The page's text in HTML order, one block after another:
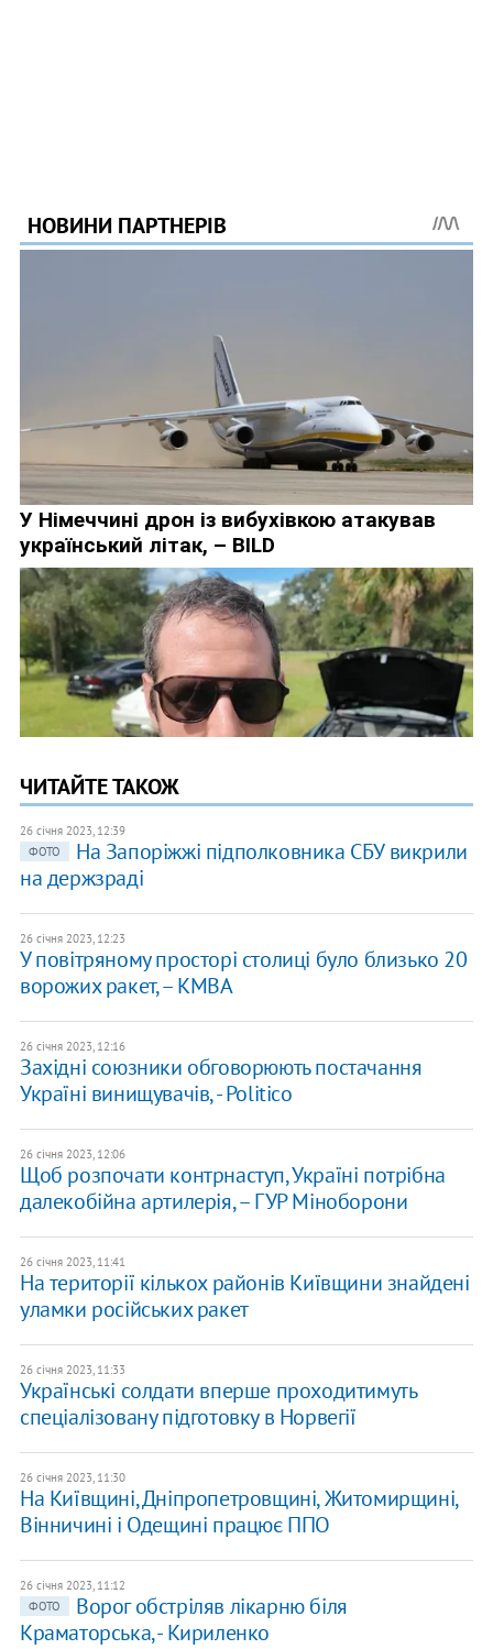
ЧИТАЙТЕ ТАКОЖ
26 січня 2023, 12:39
ФОТО
На Запоріжжі підполковника СБУ викрили
на держзраді
26 січня 2023, 12:23
У повітряному просторі столиці було близько 20
ворожих ракет, – КМВА
26 січня 2023, 12:16
Західні союзники обговорюють постачання
Україні винищувачів, - Politico
26 січня 2023, 12:06
Щоб розпочати контрнаступ, Україні потрібна
далекобійна артилерія, – ГУР Міноборони
26 січня 2023, 11:41
На території кількох районів Київщини знайдені
уламки російських ракет
26 січня 2023, 11:33
Українські солдати вперше проходитимуть
спеціалізовану підготовку в Норвегії
26 січня 2023, 11:30
На Київщині, Дніпропетровщині, Житомирщині,
Вінничині і Одещині працює ППО
26 січня 2023, 11:12
ФОТО
Ворог обстріляв лікарню біля
Краматорська, - Кириленко